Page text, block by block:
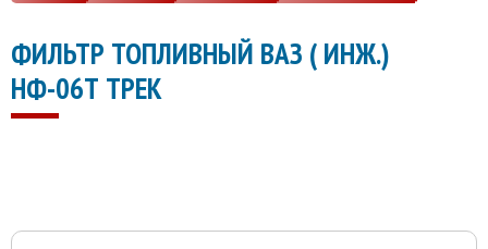
ФИЛЬТР ТОПЛИВНЫЙ ВАЗ ( ИНЖ.)
НФ-06Т ТРЕК